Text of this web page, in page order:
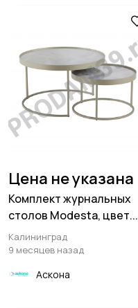
Цена не указана
Комплект журнальных
столов Modesta, цвет...
Калининград
9 месяцев назад
Аскона